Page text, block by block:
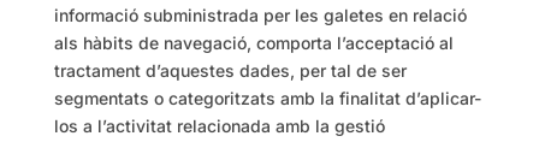
informació subministrada per les galetes en relació
als hàbits de navegació, comporta l’acceptació al
tractament d’aquestes dades, per tal de ser
segmentats o categoritzats amb la finalitat d’aplicar-
los a l’activitat relacionada amb la gestió